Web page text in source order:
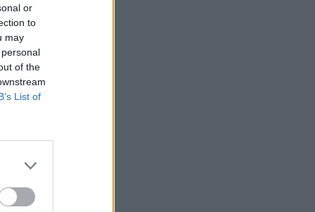
or
to
may
of the
List of